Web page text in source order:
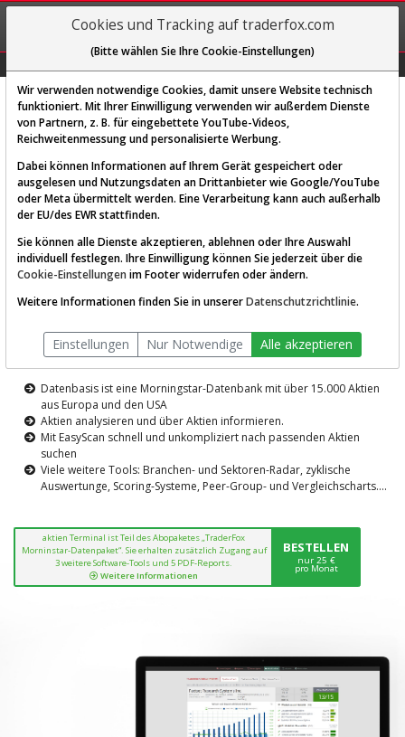
REGIS-
TRIEREN
Diese Funktion ist nur für
AKTIEN-TERMINAL
Die Aktienanalyse-Plattform von
TraderFox
Datenbasis ist eine Morningstar-Datenbank mit über 15.000 Aktien
aus Europa und den USA
Aktien analysieren und über Aktien informieren.
Mit EasyScan schnell und unkompliziert nach passenden Aktien
suchen
Viele weitere Tools: Branchen- und Sektoren-Radar, zyklische
Auswertunge, Scoring-Systeme, Peer-Group- und Vergleichscharts....
aktien Terminal ist Teil des Abopaketes „TraderFox
Morninstar-Datenpaket“. Sie erhalten zusätzlich Zugang auf
3 weitere Software-Tools und 5 PDF-Reports.
Weitere Informationen
BESTELLEN
nur 25 €
pro Monat
Cookies und Tracking auf traderfox.com
(Bitte wählen Sie Ihre Cookie-Einstellungen)
Wir verwenden notwendige Cookies, damit unsere Website technisch
funktioniert. Mit Ihrer Einwilligung verwenden wir außerdem Dienste
von Partnern, z. B. für eingebettete YouTube-Videos,
Reichweitenmessung und personalisierte Werbung.
Dabei können Informationen auf Ihrem Gerät gespeichert oder
ausgelesen und Nutzungsdaten an Drittanbieter wie Google/YouTube
oder Meta übermittelt werden. Eine Verarbeitung kann auch außerhalb
der EU/des EWR stattfinden.
Sie können alle Dienste akzeptieren, ablehnen oder Ihre Auswahl
individuell festlegen. Ihre Einwilligung können Sie jederzeit über die
Cookie-Einstellungen im Footer widerrufen oder ändern.
Weitere Informationen finden Sie in unsererDatenschutzrichtlinie.
Einstellungen Nur Notwendige Alle akzeptieren